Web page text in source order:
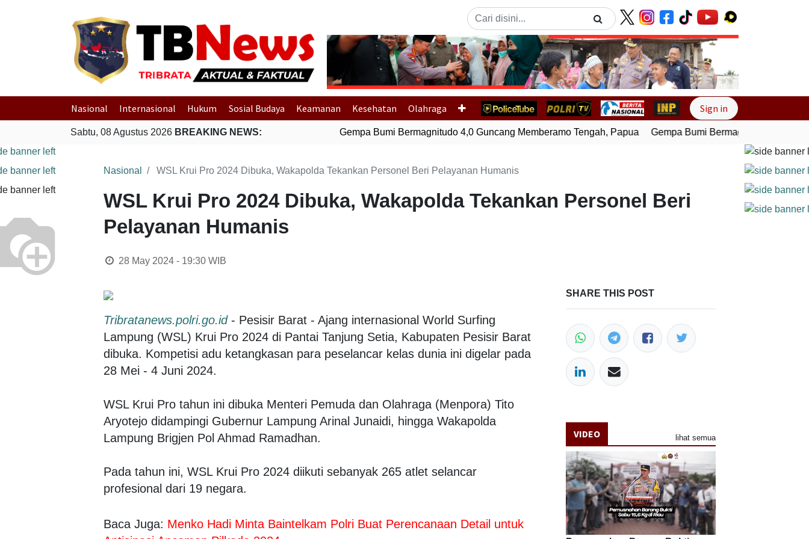
Previous Next
Nasional Internasional Hukum Sosial Budaya Keamanan Kesehatan Olahraga Sign in
Sabtu, 08 Agustus 2026 BREAKING NEWS: Gempa Bumi Bermagnitudo 4,0 Guncang Memberamo Tengah, Papua Gempa Bumi Bermagnitudo 4,0
Nasional WSL Krui Pro 2024 Dibuka, Wakapolda Tekankan Personel Beri Pelayanan Humanis
WSL Krui Pro 2024 Dibuka, Wakapolda Tekankan Personel Beri
Pelayanan Humanis
28 May 2024 - 19:30WIB
Tribratanews.polri.go.id- Pesisir Barat - Ajang internasional World Surfing
Lampung (WSL) Krui Pro 2024 di Pantai Tanjung Setia, Kabupaten Pesisir Barat
dibuka. Kompetisi adu ketangkasan para peselancar kelas dunia ini digelar pada
28 Mei - 4 Juni 2024.
WSL Krui Pro tahun ini dibuka Menteri Pemuda dan Olahraga (Menpora) Tito
Aryotejo didampingi Gubernur Lampung Arinal Junaidi, hingga Wakapolda
Lampung Brigjen Pol Ahmad Ramadhan.
Pada tahun ini, WSL Krui Pro 2024 diikuti sebanyak 265 atlet selancar
profesional dari 19 negara.
Baca Juga: Menko Hadi Minta Baintelkam Polri Buat Perencanaan Detail untuk
SHARE THIS POST
VIDEO lihat semua